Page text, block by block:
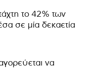
το 42% των
σε μία δεκαετία
να